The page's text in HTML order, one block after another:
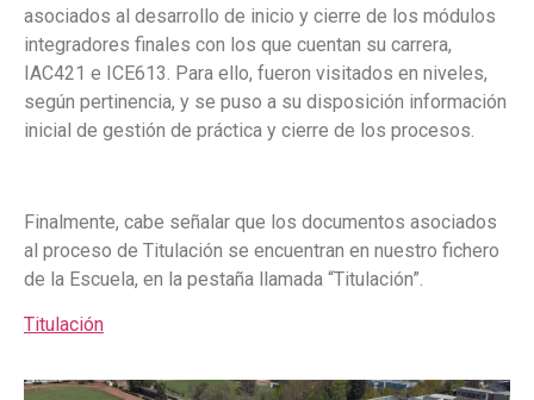
asociados al desarrollo de inicio y cierre de los módulos
integradores finales con los que cuentan su carrera,
IAC421 e ICE613. Para ello, fueron visitados en niveles,
según pertinencia, y se puso a su disposición información
inicial de gestión de práctica y cierre de los procesos.
Finalmente, cabe señalar que los documentos asociados
al proceso de Titulación se encuentran en nuestro fichero
de la Escuela, en la pestaña llamada “Titulación”.
Titulación